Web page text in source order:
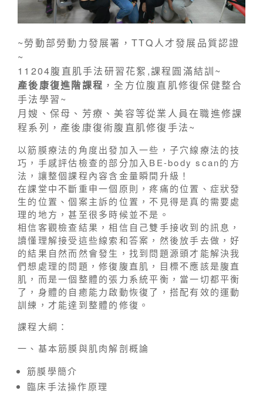
~勞動部勞動力發展署，TTQ人才發展品質認證
~
11204腹直肌手法研習花絮,課程圓滿結訓~
產後康復進階課程 ，全方位腹直肌修復保健整合
手法學習~
月嫂、保母、芳療、美容等從業人員在職進修課
程系列，產後康復術腹直肌修復手法~
以筋膜療法的角度出發加入一些，子穴線療法的技
巧，手感評估檢查的部分加入BE-body scan的方
法，讓整個課程內容含金量瞬間升級！
在課堂中不斷重申一個原則，疼痛的位置、症狀發
生的位置、個案主訴的位置，不見得是真的需要處
理的地方，甚至很多時候並不是。
相信客觀檢查結果，相信自己雙手接收到的訊息，
讀懂理解接受這些線索和答案，然後放手去做，好
的結果自然而然會發生，找到問題源頭才能解決我
們想處理的問題，修復腹直肌，目標不應該是腹直
肌，而是一個整體的張力系統平衡，當一切都平衡
了，身體的自癒能力啟動恢復了，搭配有效的運動
訓練，才能達到整體的修復。
課程大綱：
一、基本筋膜與肌肉解剖概論
筋膜學簡介
臨床手法操作原理